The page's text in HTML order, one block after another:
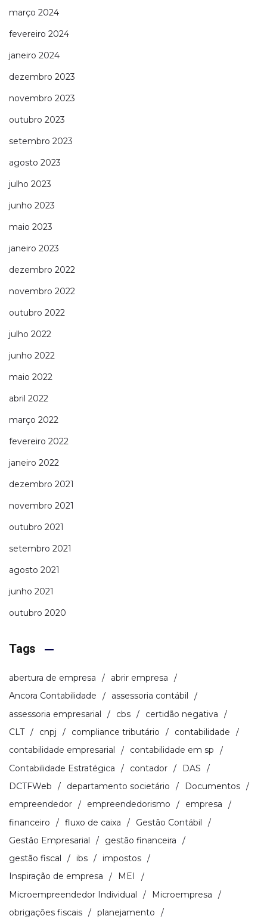
março 2024
fevereiro 2024
janeiro 2024
dezembro 2023
novembro 2023
outubro 2023
setembro 2023
agosto 2023
julho 2023
junho 2023
maio 2023
janeiro 2023
dezembro 2022
novembro 2022
outubro 2022
julho 2022
junho 2022
maio 2022
abril 2022
março 2022
fevereiro 2022
janeiro 2022
dezembro 2021
novembro 2021
outubro 2021
setembro 2021
agosto 2021
junho 2021
outubro 2020
Tags
abertura de empresa
abrir empresa
Ancora Contabilidade
assessoria contábil
assessoria empresarial
cbs
certidão negativa
CLT
cnpj compliance tributário
contabilidade
contabilidade empresarial
contabilidade em sp
Contabilidade Estratégica
contador
DAS
DCTFWeb
departamento societário
Documentos
empreendedor
empreendedorismo
empresa
financeiro
fluxo de caixa
Gestão Contábil
Gestão Empresarial
gestão financeira
gestão fiscal
ibs
impostos
Inspiração de empresa
MEI
Microempreendedor Individual
Microempresa
obrigações fiscais
planejamento